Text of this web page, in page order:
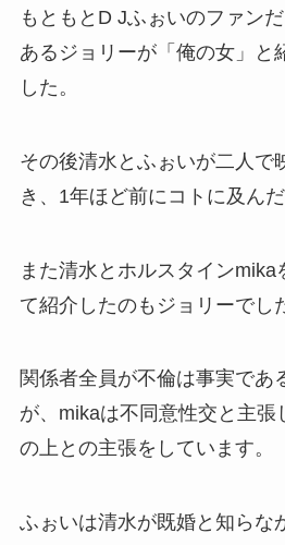
もともとD Jふぉいのファン
あるジョリーが「俺の女」と
した。
その後清水とふぉいが二人で
き、1年ほど前にコトに及んだ
また清水とホルスタインmika
て紹介したのもジョリーでし
関係者全員が不倫は事実であ
が、mikaは不同意性交と主張
の上との主張をしています。
ふぉいは清水が既婚と知らな